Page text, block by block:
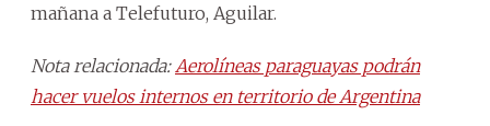
mañana a Telefuturo, Aguilar.
Nota relacionada: Aerolíneas paraguayas podrán
hacer vuelos internos en territorio de Argentina